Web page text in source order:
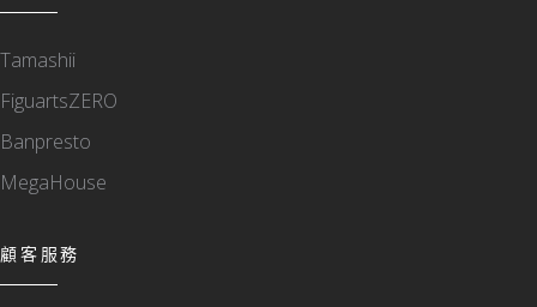
Tamashii
FiguartsZERO
Banpresto
MegaHouse
顧客服務